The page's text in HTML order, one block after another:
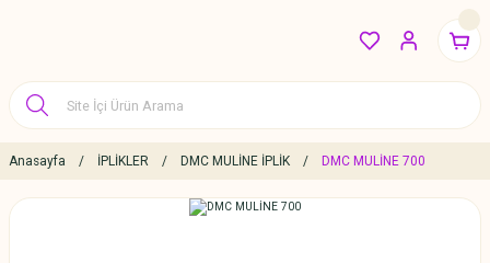
Anasayfa İPLİKLER DMC MULİNE İPLİK DMC MULİNE 700